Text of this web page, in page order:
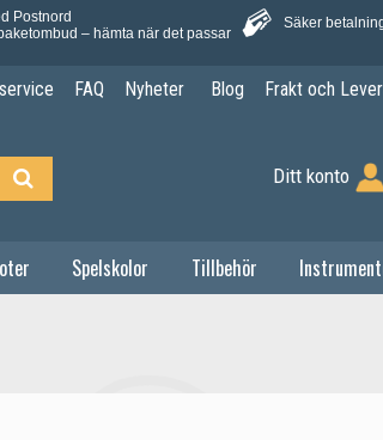
Postnord
– hämta när det passar
Säker
FAQ Nyheter Blog Frakt och
Ditt konto
Spelskolor Tillbehör